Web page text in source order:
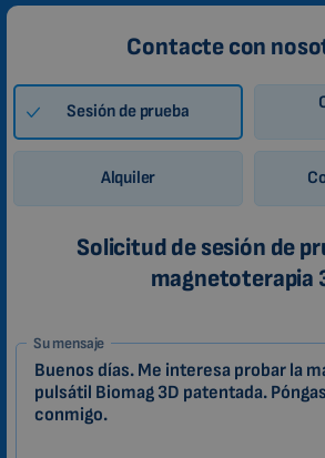
Contacte con
Sesión de prueba
Alquiler
Solicitud de sesión de
magnetoterapia
1-
ES
Zákazník
Su mensaje